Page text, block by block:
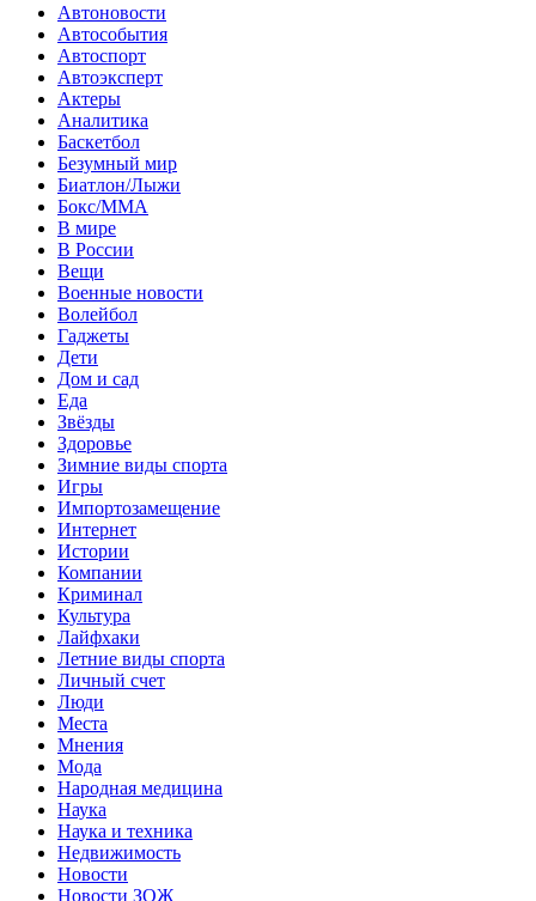
Автоновости
Автособытия
Автоспорт
Автоэксперт
Актеры
Аналитика
Баскетбол
Безумный мир
Биатлон/Лыжи
Бокс/MMA
В мире
В России
Вещи
Военные новости
Волейбол
Гаджеты
Дети
Дом и сад
Еда
Звёзды
Здоровье
Зимние виды спорта
Игры
Импортозамещение
Интернет
Истории
Компании
Криминал
Культура
Лайфхаки
Летние виды спорта
Личный счет
Люди
Места
Мнения
Мода
Народная медицина
Наука
Наука и техника
Недвижимость
Новости
Новости ЗОЖ